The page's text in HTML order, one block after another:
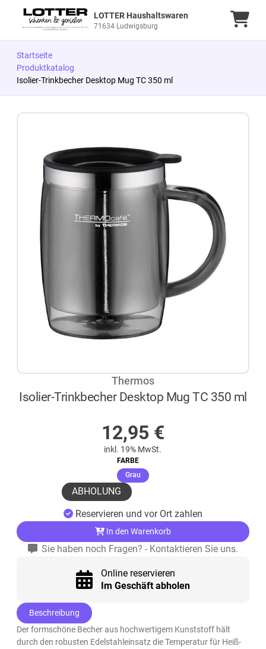
LOTTER Haushaltswaren
71634 Ludwigsburg
Startseite
Produktkatalog
Isolier-Trinkbecher Desktop Mug TC 350 ml
Thermos
Isolier-Trinkbecher Desktop Mug TC 350 ml
12,95 €
inkl. 19% MwSt.
FARBE
Grau (ausgewählt)
ABHOLUNG
Reservieren und vor Ort zahlen
In den Warenkorb
Sie haben noch Fragen? - Kontaktieren Sie uns.
Online reservieren
Im Geschäft abholen
Beschreibung
Der formschöne Becher aus hochwertigem Kunststoff hält
durch den robusten Edelstahleinsatz die Temperatur für Heiß-